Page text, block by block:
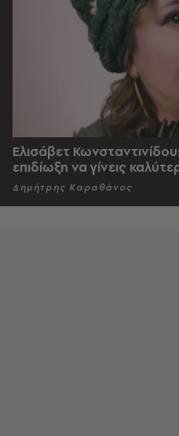
Ελισάβετ
επιδίωξη να γίνεις
Δημήτρης Καραθάνος